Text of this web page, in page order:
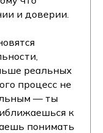
и доверии.
реальных
процесс не
— ты
к
понимать